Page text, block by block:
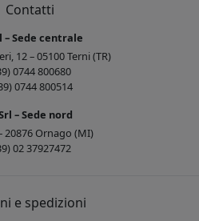
Contatti
– Sede centrale
12 – 05100 Terni (TR)
0744 800680
0744 800514
– Sede nord
20876 Ornago (MI)
02 37927472
e spedizioni